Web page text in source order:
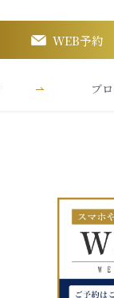
WEB予約
ブ